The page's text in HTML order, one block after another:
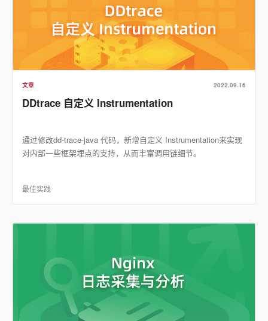
文章 2022.09.16
DDtrace 自定义 Instrumentation
通过修改dd-trace-java 代码，新增自定义 Instrumentation来实现
对内部一些框架埋点的支持，从而丰富调用链细节。
最佳实践